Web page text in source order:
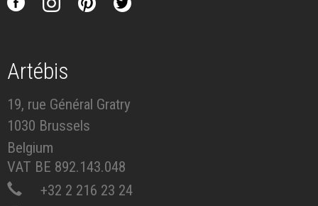
Artébis
19, rue Général Gratry
1030 Brussels
Belgium
VAT BE 892.143.048
+32 2 216 23 24